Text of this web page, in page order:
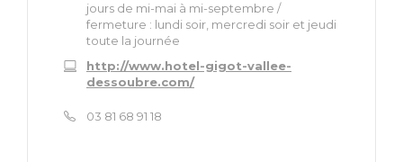
jours de mi-mai à mi-septembre /
fermeture : lundi soir, mercredi soir et jeudi
toute la journée
http://www.hotel-gigot-vallee-
dessoubre.com/
03 81 68 91 18